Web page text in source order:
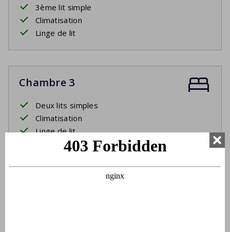
3ème lit simple
Climatisation
Linge de lit
Chambre 3
Deux lits simples
Climatisation
Linge de lit